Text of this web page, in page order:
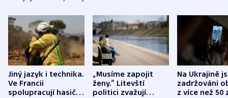
Jiný jazyk i technika.
Ve Francii
spolupracují hasiči z
„Musíme zapojit
ženy.“ Litevští
politici zvažují
Na Ukrajině
zadržováni
z více než 50